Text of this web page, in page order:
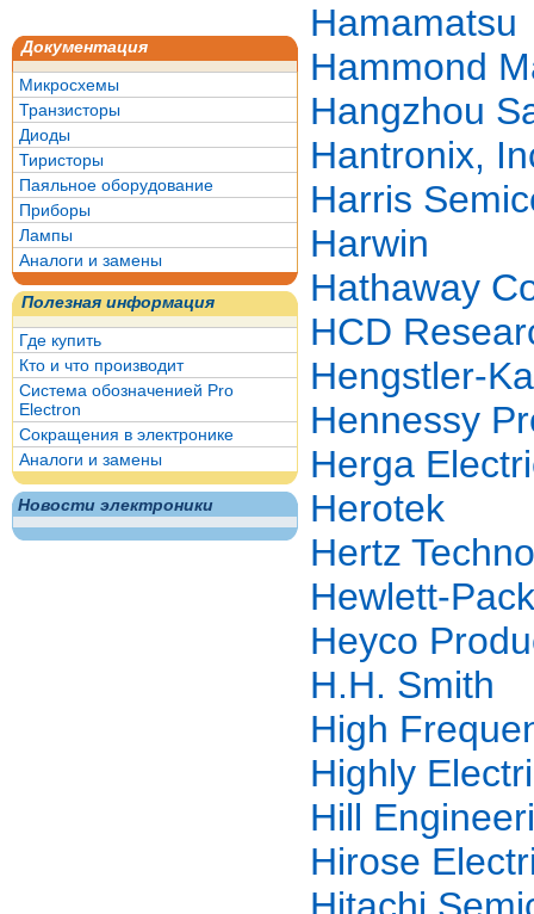
Документация
Микросхемы
Транзисторы
Диоды
Тиристоры
Паяльное оборудование
Приборы
Лампы
Аналоги и замены
Полезная информация
Где купить
Кто и что производит
Система обозначенией Pro
Electron
Сокращения в электронике
Аналоги и замены
Новости электроники
Hamamatsu
Hammond
Hangzhou
Hantronix,
Harris
Harwin
Hathaway
HCD
Hengstler-
Hennessy
Herga
Herotek
Hertz
Hewlett-
Heyco
H.H. Smith
High
Highly
Hill
Hirose